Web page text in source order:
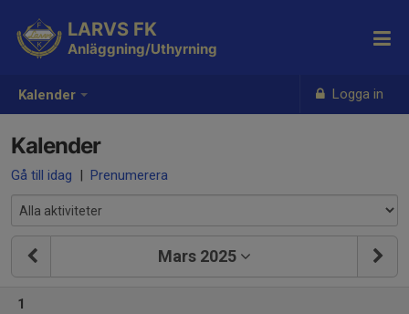
Kalender Logga in
LARVS FK
Anläggning/Uthyrning
Kalender
Gå till idag | Prenumerera
Mars 2025
1